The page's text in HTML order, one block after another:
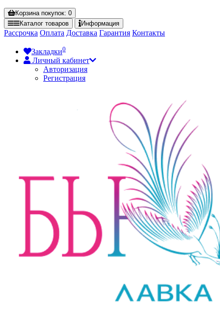
Корзинапокупок: 0
Каталог товаров Информация
Рассрочка Оплата Доставка Гарантия Контакты
Закладки0
Личный кабинет
Авторизация
Регистрация